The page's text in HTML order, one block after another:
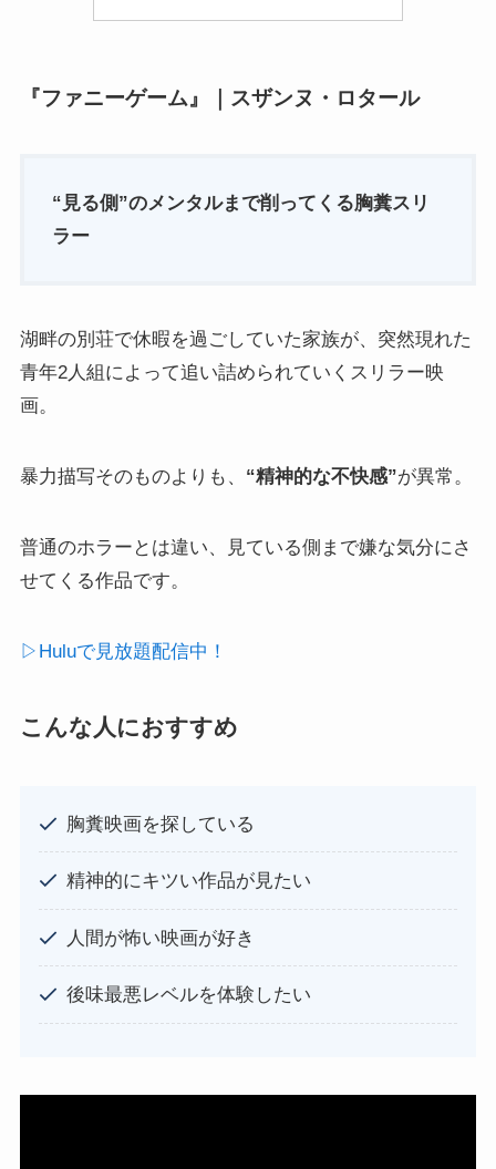
『ファニーゲーム』｜スザンヌ・ロタール
“見る側”のメンタルまで削ってくる胸糞スリ
ラー
湖畔の別荘で休暇を過ごしていた家族が、突然現れた
青年2人組によって追い詰められていくスリラー映
画。
暴力描写そのものよりも、 “精神的な不快感”が異常。
普通のホラーとは違い、見ている側まで嫌な気分にさ
せてくる作品です。
▷Huluで見放題配信中！
こんな人におすすめ
胸糞映画を探している
精神的にキツい作品が見たい
人間が怖い映画が好き
後味最悪レベルを体験したい